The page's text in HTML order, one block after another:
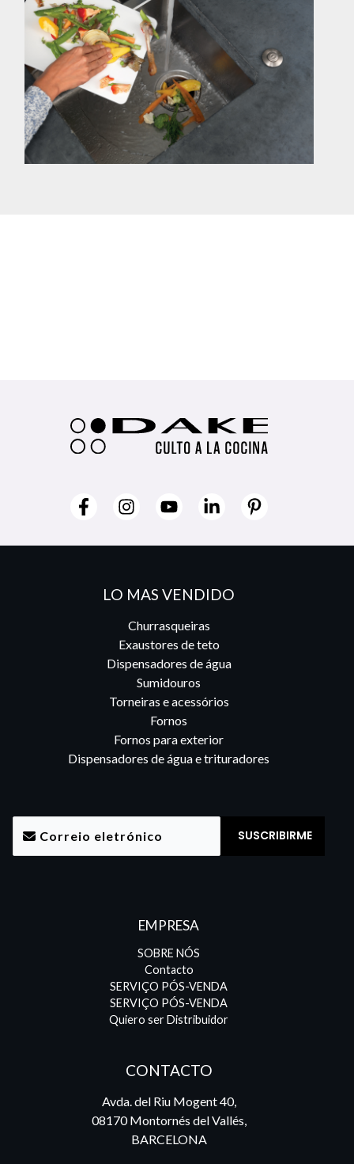
LO MAS VENDIDO
Churrasqueiras
Exaustores de teto
Dispensadores de água
Sumidouros
Torneiras e acessórios
Fornos
Fornos para exterior
Dispensadores de água e trituradores
EMPRESA
SOBRE NÓS
Contacto
SERVIÇO PÓS-VENDA
SERVIÇO PÓS-VENDA
Quiero ser Distribuidor
CONTACTO
Avda. del Riu Mogent 40,
08170 Montornés del Vallés,
BARCELONA